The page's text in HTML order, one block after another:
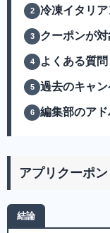
冷凍イタリ
クーポンが
よくある質問
過去のキャ
編集部のアド
アプリクーポ
結論